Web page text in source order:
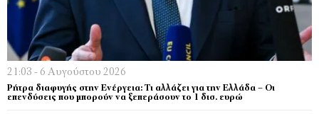
21:03 - 6 Αυγούστου 2026
Ρήτρα διαφυγής στην Ενέργεια: Τι αλλάζει για την Ελλάδα – Οι
επενδύσεις που μπορούν να ξεπεράσουν το 1 δισ. ευρώ